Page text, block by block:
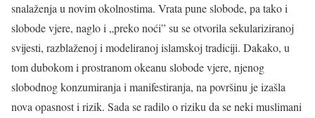
snalaženja u novim okolnostima. Vrata pune slobode, pa tako i
slobode vjere, naglo i „preko noći” su se otvorila sekulariziranoj
svijesti, razblaženoj i modeliranoj islamskoj tradiciji. Dakako, u
tom dubokom i prostranom okeanu slobode vjere, njenog
slobodnog konzumiranja i manifestiranja, na površinu je izašla
nova opasnost i rizik. Sada se radilo o riziku da se neki muslimani